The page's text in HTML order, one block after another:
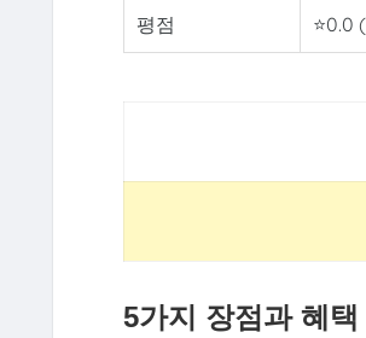
평점 ⭐0.0
5가지 장점과 혜택